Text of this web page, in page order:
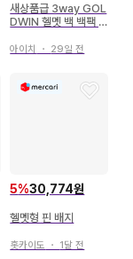
새상품급 3way GOL
DWIN 헬멧 백 백팩 g
아이치 ・ 29일 전
5%30,774원
헬멧형 핀 배지
홋카이도 ・ 1달 전